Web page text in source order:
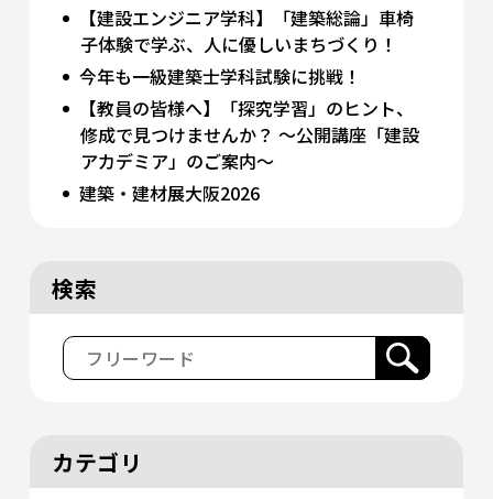
【建設エンジニア学科】「建築総論」車椅
子体験で学ぶ、人に優しいまちづくり！
今年も一級建築士学科試験に挑戦！
【教員の皆様へ】「探究学習」のヒント、
修成で見つけませんか？ 〜公開講座「建設
アカデミア」のご案内〜
建築・建材展大阪2026
検索
カテゴリ